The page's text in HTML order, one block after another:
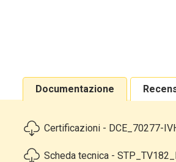
Documentazione
Certificazioni - DCE_70277-
Scheda tecnica -